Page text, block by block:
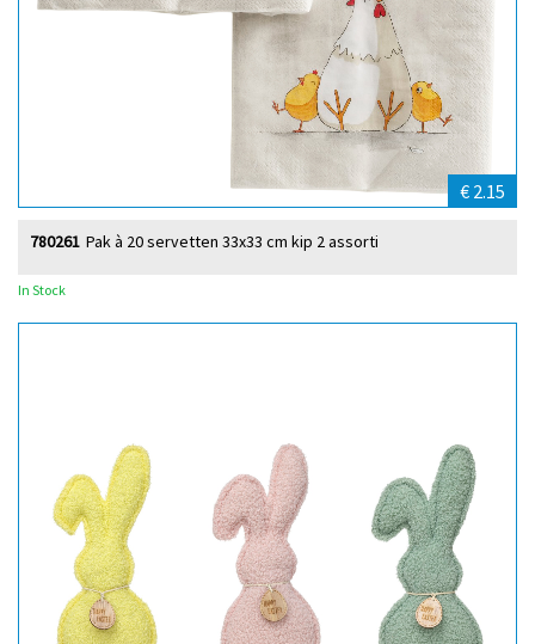
€ 2.15
Pak à 20 servetten 33x33 cm kip 2 assorti
780261
In Stock